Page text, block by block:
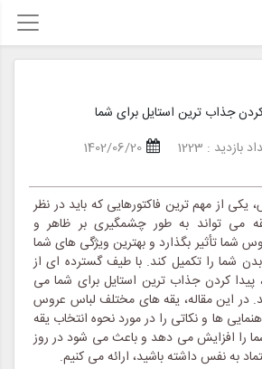
جذاب ترین استایل برای شما
بازدید : 1223
1402/06/20
از مهم ترین فاکتورهایی که باید در نظر
می تواند به طور چشمگیری بر ظاهر و
تأثیر بگذارد و بهترین ویژگی های شما
شما را تکمیل کند. با طیف گسترده ای از
پیدا کردن جذاب ترین استایل برای شما می
در این مقاله، یقه های مختلف لباس عروس
ها و نکاتی را در مورد نحوه انتخاب یقه
را افزایش می دهد و باعث می شود در روز
به نفس داشته باشید، ارائه می کنیم.